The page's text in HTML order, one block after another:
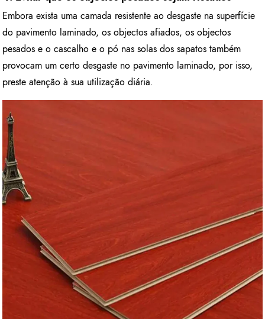
Embora exista uma camada resistente ao desgaste na superfície
do pavimento laminado, os objectos afiados, os objectos
pesados e o cascalho e o pó nas solas dos sapatos também
provocam um certo desgaste no pavimento laminado, por isso,
preste atenção à sua utilização diária.